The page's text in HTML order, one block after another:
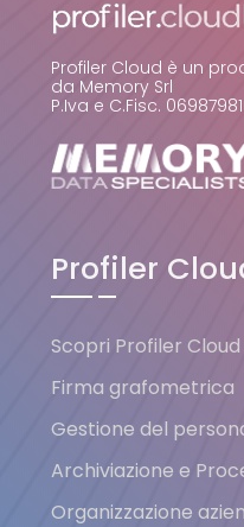
Profiler Cloud è un
da Memory Srl
P.Iva e C.Fisc.
Profiler
Scopri Profiler Cloud
Firma grafometrica
Gestione del
Archiviazione e
Organizzazione